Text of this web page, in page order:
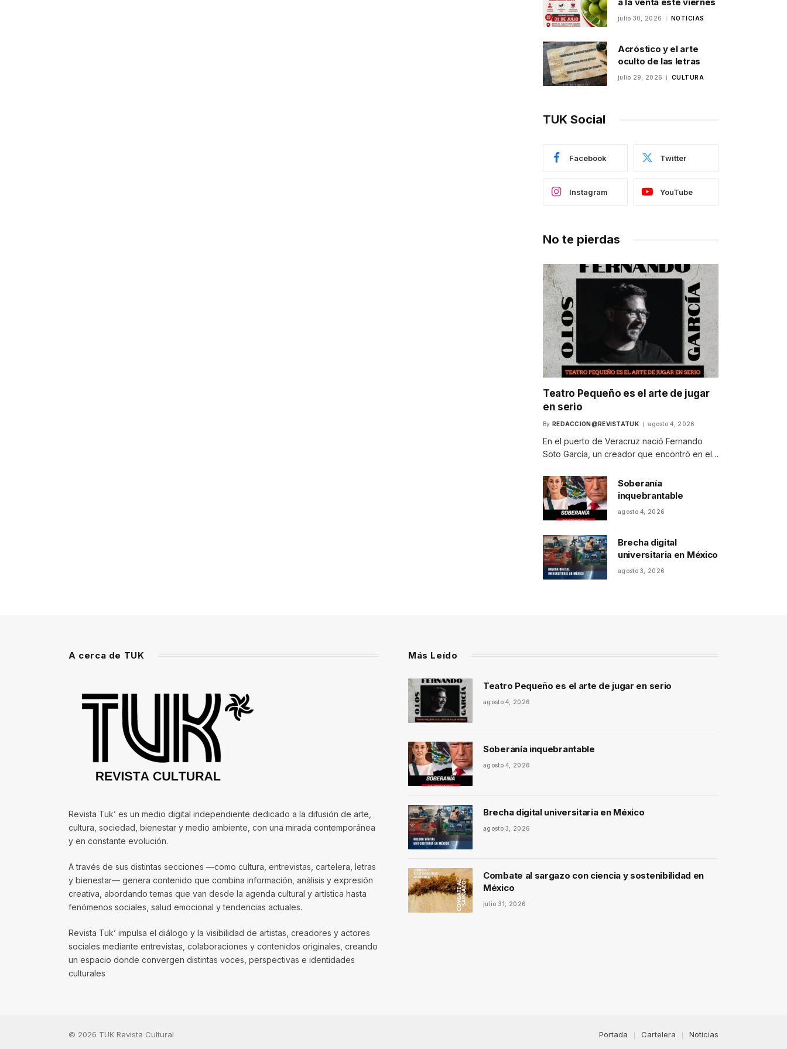
julio 30, 2026 NOTICIAS
Acróstico y el arte
oculto de las letras
julio 29, 2026 CULTURA
TUK Social
Facebook Twitter
Instagram YouTube
No te pierdas
Teatro Pequeño es el arte de jugar
en serio
By REDACCION@REVISTATUK agosto 4, 2026
En el puerto de Veracruz nació Fernando
Soto García, un creador que encontró en el…
Soberanía
inquebrantable
agosto 4, 2026
Brecha digital
universitaria en México
agosto 3, 2026
A cerca de TUK
Revista Tuk’ es un medio digital independiente dedicado a la difusión de arte,
cultura, sociedad, bienestar y medio ambiente, con una mirada contemporánea
y en constante evolución.
A través de sus distintas secciones —como cultura, entrevistas, cartelera, letras
y bienestar— genera contenido que combina información, análisis y expresión
creativa, abordando temas que van desde la agenda cultural y artística hasta
fenómenos sociales, salud emocional y tendencias actuales.
Revista Tuk’ impulsa el diálogo y la visibilidad de artistas, creadores y actores
sociales mediante entrevistas, colaboraciones y contenidos originales, creando
un espacio donde convergen distintas voces, perspectivas e identidades
culturales
Más Leído
Teatro Pequeño es el arte de jugar en serio
agosto 4, 2026
Soberanía inquebrantable
agosto 4, 2026
Brecha digital universitaria en México
agosto 3, 2026
Combate al sargazo con ciencia y sostenibilidad en
México
julio 31, 2026
© 2026 TUK Revista Cultural Portada Cartelera Noticias